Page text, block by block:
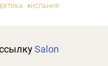
#ИСПАНИЯ
Salon